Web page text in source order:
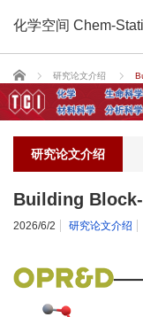
化学空间 Chem-
Home 研究论文介绍
研究论文介绍
Building
2026/6/2 研究论文介绍